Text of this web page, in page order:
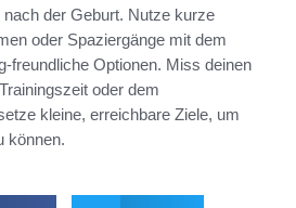
der Geburt. Nutze kurze
oder Spaziergänge mit dem
freundliche Optionen. Miss deinen
oder dem
kleine, erreichbare Ziele, um
können.